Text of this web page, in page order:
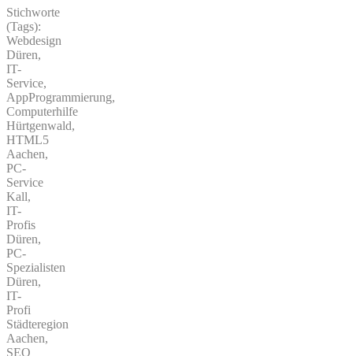
Stichworte
(Tags):
Webdesign
Düren,
IT-
Service,
AppProgrammierung,
Computerhilfe
Hürtgenwald,
HTML5
Aachen,
PC-
Service
Kall,
IT-
Profis
Düren,
PC-
Spezialisten
Düren,
IT-
Profi
Städteregion
Aachen,
SEO